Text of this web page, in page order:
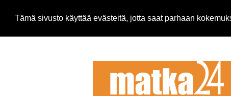
Tämä sivusto käyttää evästeitä, jotta saat parhaan